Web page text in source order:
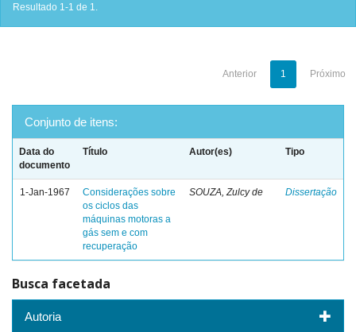
Resultado 1-1 de 1.
Anterior 1 Próximo
Conjunto de itens:
Data do
documento
Título Autor(es) Tipo
1-Jan-1967
Considerações sobre
os ciclos das
máquinas motoras a
gás sem e com
recuperação
SOUZA, Zulcy de Dissertação
Busca facetada
Autoria